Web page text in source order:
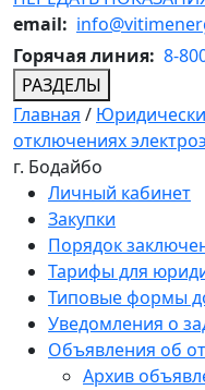
email:
Горячая линия: 8-
РАЗДЕЛЫ
Главная /
отключениях
г. Бодайбо
Личный кабинет
Закупки
Порядок
Тарифы для
Типовые формы
Уведомления о
Объявления об
Архив